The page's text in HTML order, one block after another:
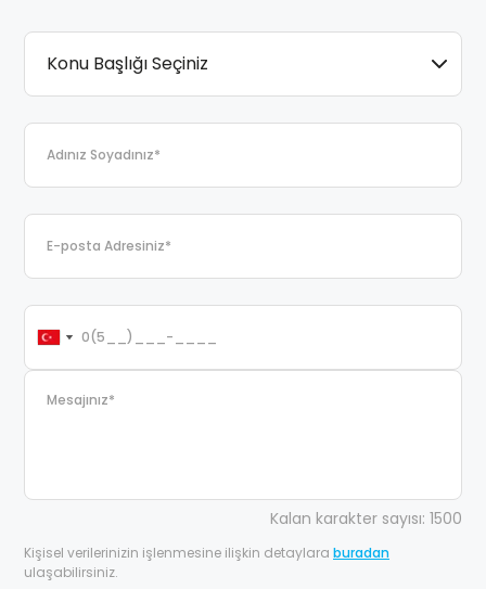
Konu Başlığı Seçiniz
Kalan karakter sayısı: 1500
Kişisel verilerinizin işlenmesine ilişkin detaylara buradan
ulaşabilirsiniz.